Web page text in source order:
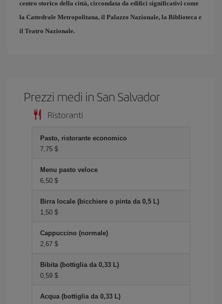
centro storico della città, circondata da edifici significativi come
la Cattedrale Metropolitana, il Palazzo Nazionale, la Biblioteca e
il Teatro Nazionale.
Prezzi medi in San Salvador
Ristoranti
Pasto, ristorante economico
7,75 $
Menu pasto veloce
6,50 $
Birra locale (bicchiere o pinta da 0,5 L)
1,50 $
Cappuccino (normale)
2,67 $
Bibita (bottiglia da 0,33 L)
0,59 $
Acqua (bottiglia da 0,33 L)